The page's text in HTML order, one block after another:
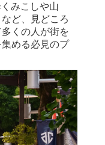
みこしや山
ど、見どころ
くの人が街を
める必見のプ